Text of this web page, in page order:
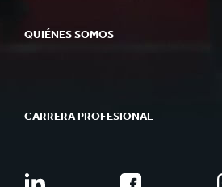
QUIÉNES SOMOS
CARRERA PROFESIONAL